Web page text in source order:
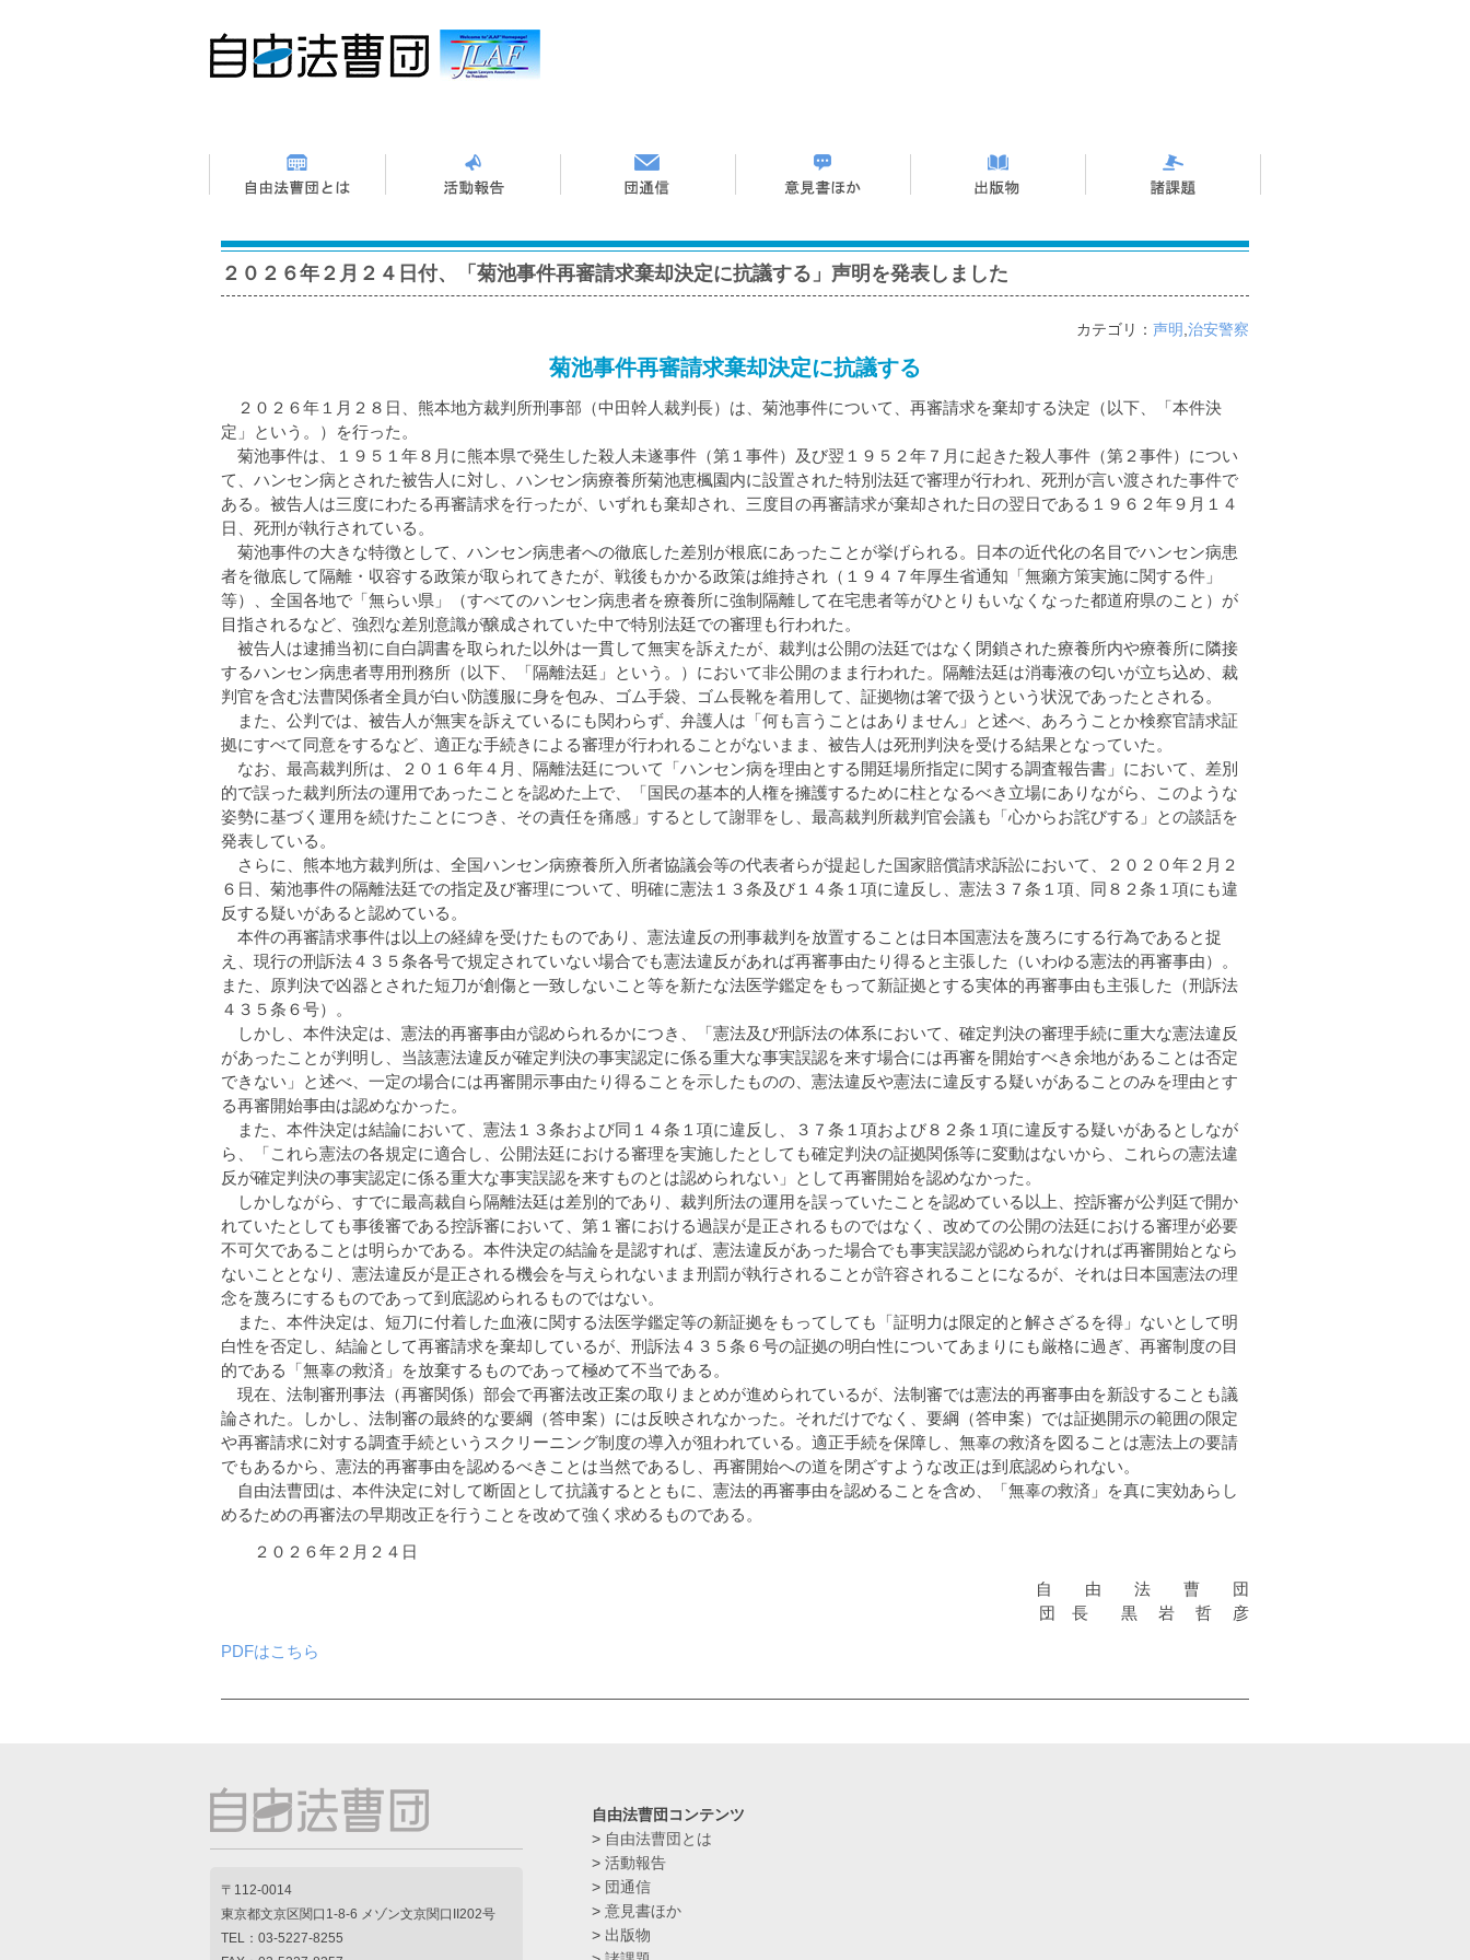
２０２６年２月２４日付、「菊池事件再審請求棄却決定に抗議する」声明を発表しました
カテゴリ： 声明 治安警察
菊池事件再審請求棄却決定に抗議する
２０２６年１月２８日、熊本地方裁判所刑事部（中田幹人裁判長）は、菊池事件について、再審請求を棄却する決定（以下、「本件決
定」という。）を行った。
菊池事件は、１９５１年８月に熊本県で発生した殺人未遂事件（第１事件）及び翌１９５２年７月に起きた殺人事件（第２事件）につい
て、ハンセン病とされた被告人に対し、ハンセン病療養所菊池恵楓園内に設置された特別法廷で審理が行われ、死刑が言い渡された事件で
ある。被告人は三度にわたる再審請求を行ったが、いずれも棄却され、三度目の再審請求が棄却された日の翌日である１９６２年９月１４
日、死刑が執行されている。
菊池事件の大きな特徴として、ハンセン病患者への徹底した差別が根底にあったことが挙げられる。日本の近代化の名目でハンセン病患
者を徹底して隔離・収容する政策が取られてきたが、戦後もかかる政策は維持され（１９４７年厚生省通知「無癩方策実施に関する件」
等）、全国各地で「無らい県」（すべてのハンセン病患者を療養所に強制隔離して在宅患者等がひとりもいなくなった都道府県のこと）が
目指されるなど、強烈な差別意識が醸成されていた中で特別法廷での審理も行われた。
被告人は逮捕当初に自白調書を取られた以外は一貫して無実を訴えたが、裁判は公開の法廷ではなく閉鎖された療養所内や療養所に隣接
するハンセン病患者専用刑務所（以下、「隔離法廷」という。）において非公開のまま行われた。隔離法廷は消毒液の匂いが立ち込め、裁
判官を含む法曹関係者全員が白い防護服に身を包み、ゴム手袋、ゴム長靴を着用して、証拠物は箸で扱うという状況であったとされる。
また、公判では、被告人が無実を訴えているにも関わらず、弁護人は「何も言うことはありません」と述べ、あろうことか検察官請求証
拠にすべて同意をするなど、適正な手続きによる審理が行われることがないまま、被告人は死刑判決を受ける結果となっていた。
なお、最高裁判所は、２０１６年４月、隔離法廷について「ハンセン病を理由とする開廷場所指定に関する調査報告書」において、差別
的で誤った裁判所法の運用であったことを認めた上で、「国民の基本的人権を擁護するために柱となるべき立場にありながら、このような
姿勢に基づく運用を続けたことにつき、その責任を痛感」するとして謝罪をし、最高裁判所裁判官会議も「心からお詫びする」との談話を
発表している。
さらに、熊本地方裁判所は、全国ハンセン病療養所入所者協議会等の代表者らが提起した国家賠償請求訴訟において、２０２０年２月２
６日、菊池事件の隔離法廷での指定及び審理について、明確に憲法１３条及び１４条１項に違反し、憲法３７条１項、同８２条１項にも違
反する疑いがあると認めている。
本件の再審請求事件は以上の経緯を受けたものであり、憲法違反の刑事裁判を放置することは日本国憲法を蔑ろにする行為であると捉
え、現行の刑訴法４３５条各号で規定されていない場合でも憲法違反があれば再審事由たり得ると主張した（いわゆる憲法的再審事由）。
また、原判決で凶器とされた短刀が創傷と一致しないこと等を新たな法医学鑑定をもって新証拠とする実体的再審事由も主張した（刑訴法
４３５条６号）。
しかし、本件決定は、憲法的再審事由が認められるかにつき、「憲法及び刑訴法の体系において、確定判決の審理手続に重大な憲法違反
があったことが判明し、当該憲法違反が確定判決の事実認定に係る重大な事実誤認を来す場合には再審を開始すべき余地があることは否定
できない」と述べ、一定の場合には再審開示事由たり得ることを示したものの、憲法違反や憲法に違反する疑いがあることのみを理由とす
る再審開始事由は認めなかった。
また、本件決定は結論において、憲法１３条および同１４条１項に違反し、３７条１項および８２条１項に違反する疑いがあるとしなが
ら、「これら憲法の各規定に適合し、公開法廷における審理を実施したとしても確定判決の証拠関係等に変動はないから、これらの憲法違
反が確定判決の事実認定に係る重大な事実誤認を来すものとは認められない」として再審開始を認めなかった。
しかしながら、すでに最高裁自ら隔離法廷は差別的であり、裁判所法の運用を誤っていたことを認めている以上、控訴審が公判廷で開か
れていたとしても事後審である控訴審において、第１審における過誤が是正されるものではなく、改めての公開の法廷における審理が必要
不可欠であることは明らかである。本件決定の結論を是認すれば、憲法違反があった場合でも事実誤認が認められなければ再審開始となら
ないこととなり、憲法違反が是正される機会を与えられないまま刑罰が執行されることが許容されることになるが、それは日本国憲法の理
念を蔑ろにするものであって到底認められるものではない。
また、本件決定は、短刀に付着した血液に関する法医学鑑定等の新証拠をもってしても「証明力は限定的と解さざるを得」ないとして明
白性を否定し、結論として再審請求を棄却しているが、刑訴法４３５条６号の証拠の明白性についてあまりにも厳格に過ぎ、再審制度の目
的である「無辜の救済」を放棄するものであって極めて不当である。
現在、法制審刑事法（再審関係）部会で再審法改正案の取りまとめが進められているが、法制審では憲法的再審事由を新設することも議
論された。しかし、法制審の最終的な要綱（答申案）には反映されなかった。それだけでなく、要綱（答申案）では証拠開示の範囲の限定
や再審請求に対する調査手続というスクリーニング制度の導入が狙われている。適正手続を保障し、無辜の救済を図ることは憲法上の要請
でもあるから、憲法的再審事由を認めるべきことは当然であるし、再審開始への道を閉ざすような改正は到底認められない。
自由法曹団は、本件決定に対して断固として抗議するとともに、憲法的再審事由を認めることを含め、「無辜の救済」を真に実効あらし
めるための再審法の早期改正を行うことを改めて強く求めるものである。
２０２６年２月２４日
自 由 法 曹 団
団 長 黒 岩 哲 彦
PDFはこちら
〒112-0014
東京都文京区関口1-8-6 メゾン文京関口II202号
TEL：03-5227-8255
自由法曹団コンテンツ
> 自由法曹団とは
>活動報告
> 団通信
>意見書ほか
> 出版物